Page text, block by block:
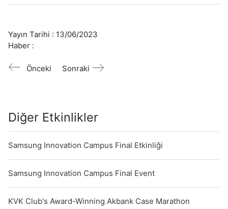
Yayın Tarihi : 13/06/2023
Haber :
Önceki Sonraki
Diğer Etkinlikler
Samsung Innovation Campus Final Etkinliği
Samsung Innovation Campus Final Event
KVK Club's Award-Winning Akbank Case Marathon